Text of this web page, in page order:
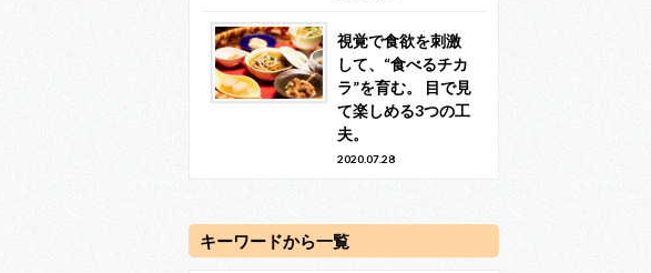
視覚で食欲を刺激
して、“食べるチカ
ラ”を育む。 目で見
て楽しめる3つの工
夫。
2020.07.28
キーワードから一覧